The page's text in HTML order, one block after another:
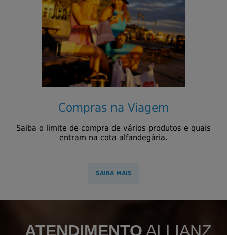
Compras na Viagem
Saiba o limite de compra de vários produtos e quais
entram na cota alfandegária.
SAIBA MAIS
ATENDIMENTO ALLIANZ